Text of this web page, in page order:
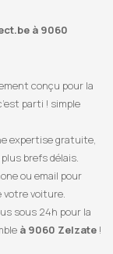
à 9060
conçu pour la
parti ! simple
expertise gratuite,
brefs délais.
ou email pour
votre voiture.
sous 24h pour la
à 9060 Zelzate !